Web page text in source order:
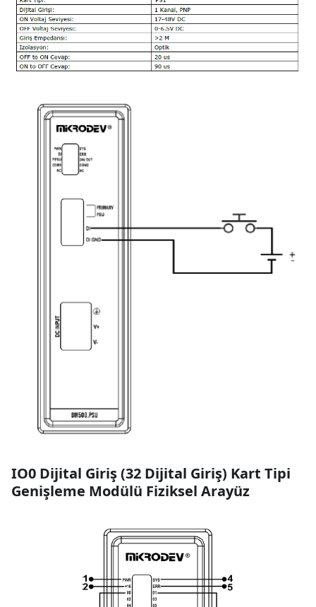
IO0 Dijital Giriş(32 Dijital Giriş) Kart Tipi
Genişleme Modülü Fiziksel Arayüz